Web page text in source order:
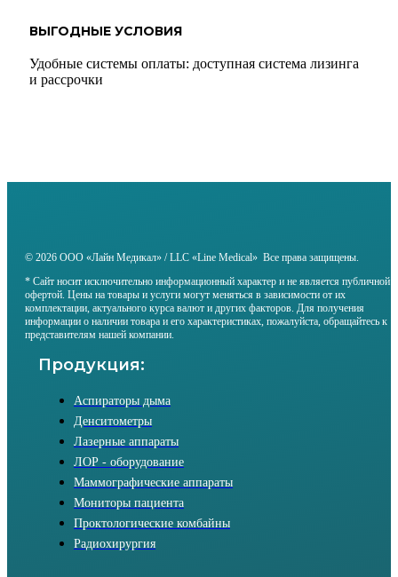
ВЫГОДНЫЕ УСЛОВИЯ
Удобные системы оплаты: доступная система лизинга
и рассрочки
© 2026 ООО «Лайн Медикал» / LLC «Line Medical» Все права защищены.
* Сайт носит исключительно информационный характер и не является публичной
офертой. Цены на товары и услуги могут меняться в зависимости от их
комплектации, актуального курса валют и других факторов. Для получения
информации о наличии товара и его характеристиках, пожалуйста, обращайтесь к
представителям нашей компании.
Продукция:
Аспираторы дыма
Денситометры
Лазерные аппараты
ЛОР - оборудование
Маммографические аппараты
Мониторы пациента
Проктологические комбайны
Радиохирургия